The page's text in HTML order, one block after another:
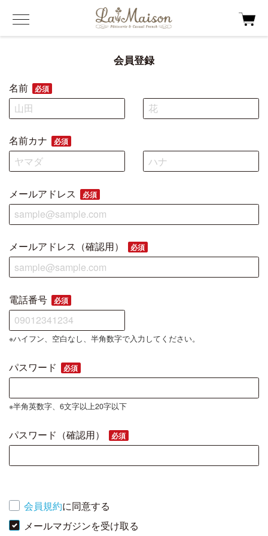
会員登録
名前 必須
名前カナ 必須
メールアドレス 必須
メールアドレス（確認用） 必須
電話番号 必須
※ハイフン、空白なし、半角数字で入力してください。
パスワード 必須
※半角英数字、6文字以上20字以下
パスワード（確認用） 必須
会員規約に同意する
メールマガジンを受け取る